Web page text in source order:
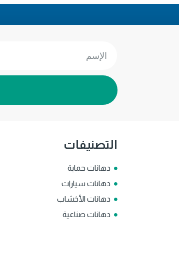
التصنيفات
دهانات حماية
دهانات سيارات
دهانات الأخشاب
دهانات صناعية